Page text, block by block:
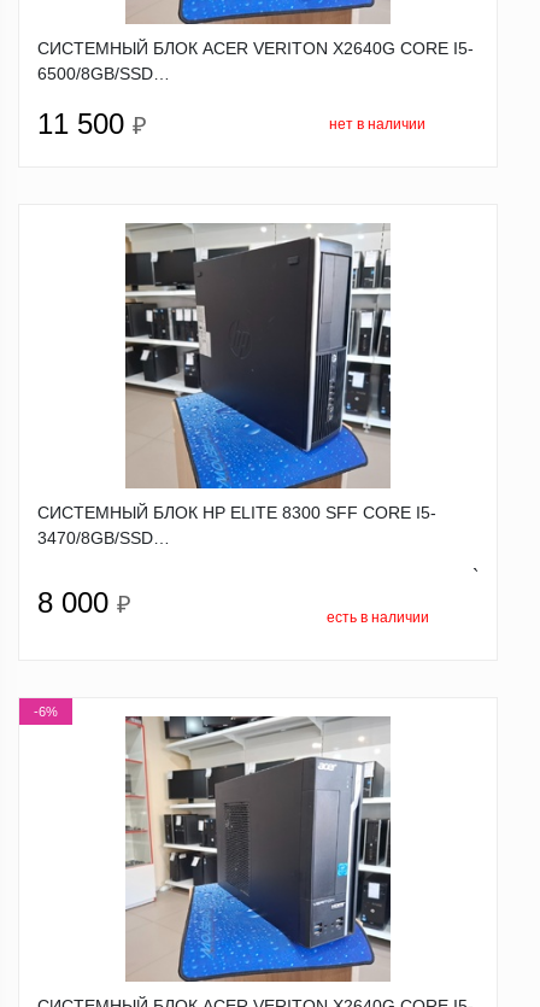
СИСТЕМНЫЙ БЛОК ACER VERITON X2640G CORE I5-
6500/8GB/SSD…
11 500 ₽ нет в наличии
СИСТЕМНЫЙ БЛОК HP ELITE 8300 SFF CORE I5-
3470/8GB/SSD…
8 000 ₽
`
есть в наличии
-6%